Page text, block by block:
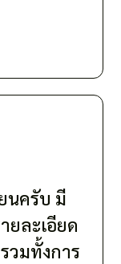
นครับ มี
ยละเอียด
วมทั้งการ